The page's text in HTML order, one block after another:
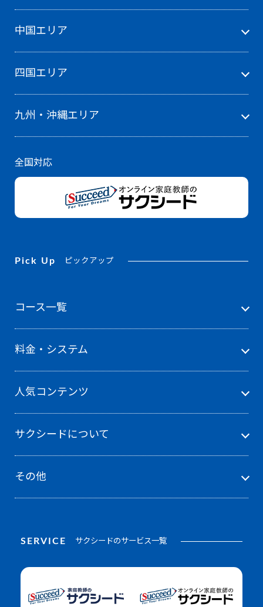
中国エリア
四国エリア
九州・沖縄エリア
全国対応
Pick Up ピックアップ
サクシードについて
料金・システム
コース一覧
人気コンテンツ
その他
SERVICE サクシードのサービス一覧